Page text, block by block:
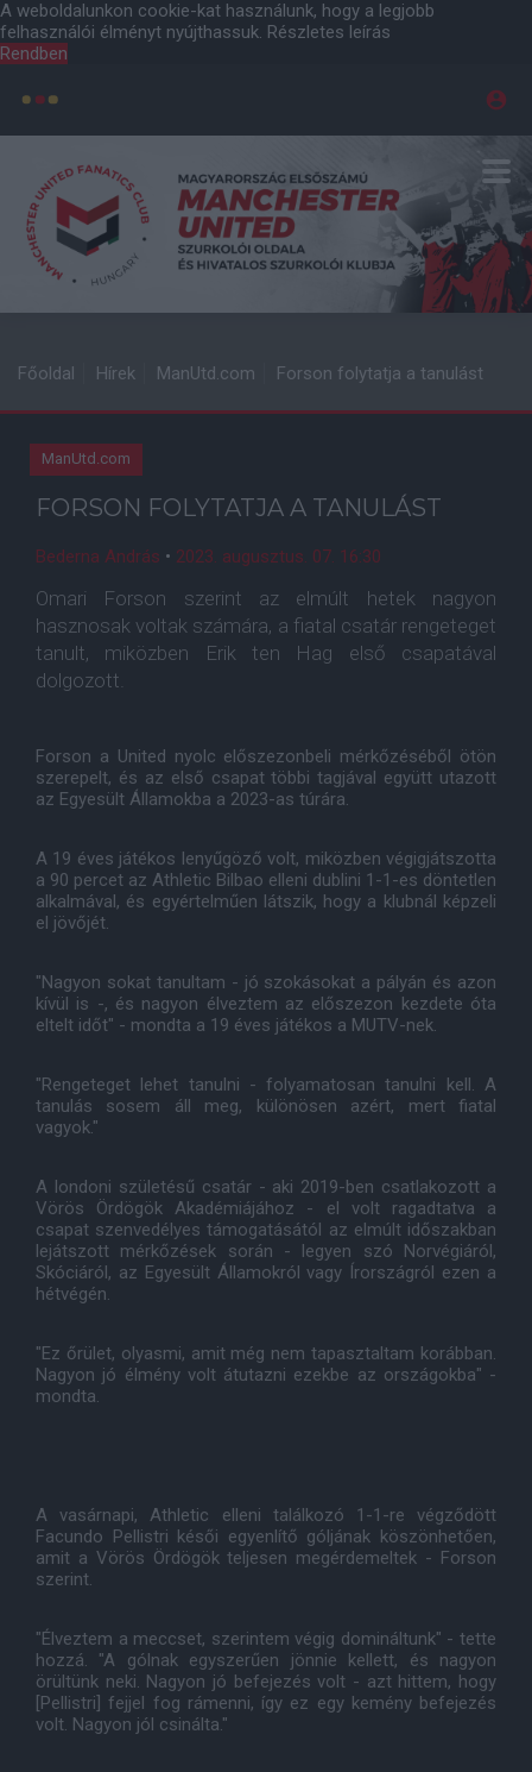
A weboldalunkon cookie-kat használunk, hogy a legjobb
felhasználói élményt nyújthassuk. Részletes leírás
Rendben
Főoldal Hírek ManUtd.com Forson folytatja a tanulást
ManUtd.com
FORSON FOLYTATJA A TANULÁST
Bederna András • 2023. augusztus. 07. 16:30
Omari Forson szerint az elmúlt hetek nagyon
hasznosak voltak számára, a fiatal csatár rengeteget
tanult, miközben Erik ten Hag első csapatával
dolgozott.
Forson a United nyolc előszezonbeli mérkőzéséből ötön
szerepelt, és az első csapat többi tagjával együtt utazott
az Egyesült Államokba a 2023-as túrára.
A 19 éves játékos lenyűgöző volt, miközben végigjátszotta
a 90 percet az Athletic Bilbao elleni dublini 1-1-es döntetlen
alkalmával, és egyértelműen látszik, hogy a klubnál képzeli
el jövőjét.
"Nagyon sokat tanultam - jó szokásokat a pályán és azon
kívül is -, és nagyon élveztem az előszezon kezdete óta
eltelt időt" - mondta a 19 éves játékos a MUTV-nek.
"Rengeteget lehet tanulni - folyamatosan tanulni kell. A
tanulás sosem áll meg, különösen azért, mert fiatal
vagyok."
A londoni születésű csatár - aki 2019-ben csatlakozott a
Vörös Ördögök Akadémiájához - el volt ragadtatva a
csapat szenvedélyes támogatásától az elmúlt időszakban
lejátszott mérkőzések során - legyen szó Norvégiáról,
Skóciáról, az Egyesült Államokról vagy Írországról ezen a
hétvégén.
"Ez őrület, olyasmi, amit még nem tapasztaltam korábban.
Nagyon jó élmény volt átutazni ezekbe az országokba" -
mondta.
A vasárnapi, Athletic elleni találkozó 1-1-re végződött
Facundo Pellistri késői egyenlítő góljának köszönhetően,
amit a Vörös Ördögök teljesen megérdemeltek - Forson
szerint.
"Élveztem a meccset, szerintem végig domináltunk" - tette
hozzá. "A gólnak egyszerűen jönnie kellett, és nagyon
örültünk neki. Nagyon jó befejezés volt - azt hittem, hogy
[Pellistri] fejjel fog rámenni, így ez egy kemény befejezés
volt. Nagyon jól csinálta."